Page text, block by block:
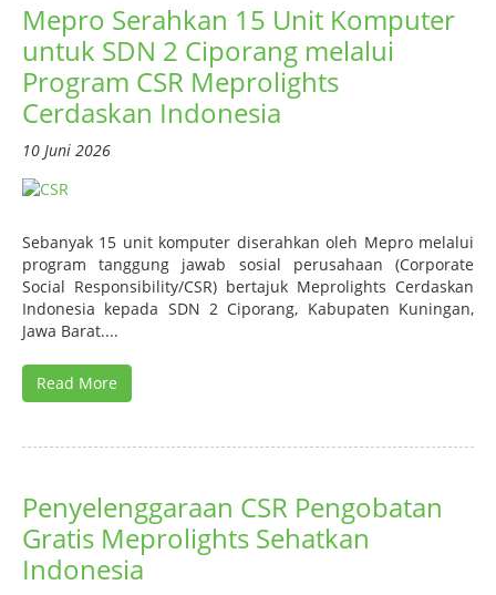
Mepro Serahkan 15 Unit Komputer
untuk SDN 2 Ciporang melalui
Program CSR Meprolights
Cerdaskan Indonesia
10 Juni 2026
Sebanyak 15 unit komputer diserahkan oleh Mepro melalui
program tanggung jawab sosial perusahaan (Corporate
Social Responsibility/CSR) bertajuk Meprolights Cerdaskan
Indonesia kepada SDN 2 Ciporang, Kabupaten Kuningan,
Jawa Barat....
Read More
Penyelenggaraan CSR Pengobatan
Gratis Meprolights Sehatkan
Indonesia